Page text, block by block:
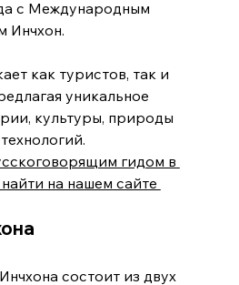
с Международным
Инчхон.
как туристов, так и
уникальное
культуры, природы
гидом в
на нашем сайте
состоит из двух